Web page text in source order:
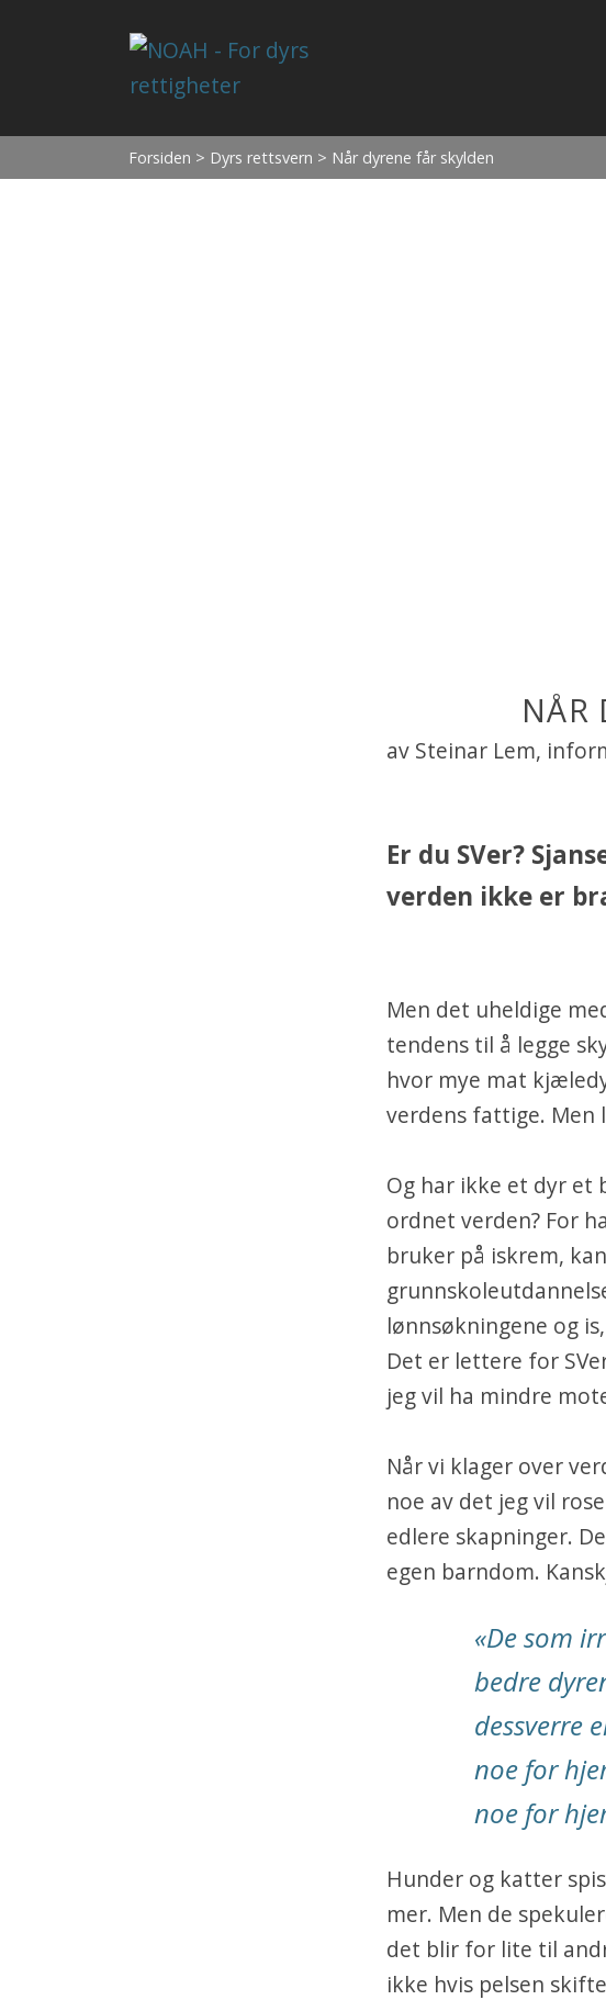
Forsiden > Dyrs rettsvern > Når dyrene får skylden
NÅR
av Steinar Lem,
Er du SVer?
verden ikke er
Men det uheldige
tendens til å legge
hvor mye mat
verdens fattige. Men
Og har ikke et dyr et
ordnet verden? For
bruker på iskrem,
lønnsøkningene og
Det er lettere for
jeg vil ha mindre
Når vi klager over
noe av det jeg vil
edlere skapninger.
egen barndom.
«De som
bedre
dessverre
noe for
noe for
Hunder og katter
mer. Men de
det blir for lite til
ikke hvis pelsen